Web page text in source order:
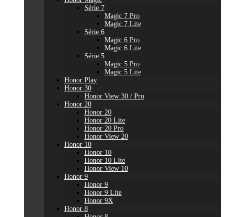
Série 7
Magic 7 Pro
Magic 7 Lite
Série 6
Magic 6 Pro
Magic 6 Lite
Série 5
Magic 5 Pro
Magic 5 Lite
Honor Play
Honor 30
Honor View 30 / Pro
Honor 20
Honor 20
Honor 20 Lite
Honor 20 Pro
Honor View 20
Honor 10
Honor 10
Honor 10 Lite
Honor View 10
Honor 9
Honor 9
Honor 9 Lite
Honor 9X
Honor 8